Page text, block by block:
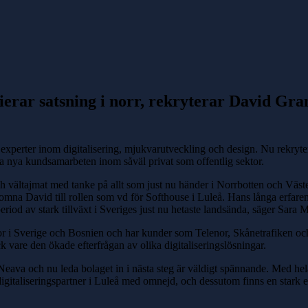
satsning i norr, rekryterar David
inom digitalisering, mjukvarutveckling och design. Nu
nya kundsamarbeten inom såväl privat som offentlig sektor.
med tanke på allt som just nu händer i Norrbotten och
David till rollen som vd för Softhouse i Luleå. Hans långa
av stark tillväxt i Sveriges just nu hetaste landsända, säger Sara
i Sverige och Bosnien och har kunder som Telenor, Skånetrafiken
vare den ökade efterfrågan av olika digitaliseringslösningar.
och nu leda bolaget in i nästa steg är väldigt spännande. Med
i Luleå med omnejd, och dessutom finns en